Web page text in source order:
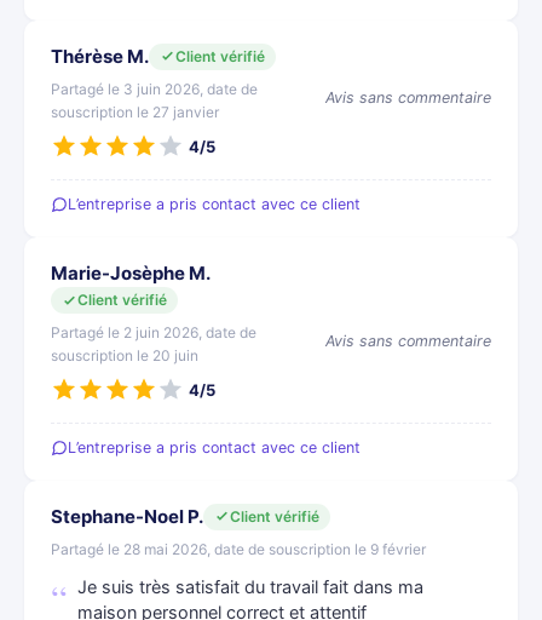
Thérèse M.
Client vérifié
Partagé le 3 juin 2026, date de
souscription le 27 janvier
Avis sans commentaire
4/5
L’entreprise a pris contact avec ce client
Marie-Josèphe M.
Client vérifié
Partagé le 2 juin 2026, date de
souscription le 20 juin
Avis sans commentaire
4/5
L’entreprise a pris contact avec ce client
Stephane-Noel P.
Client vérifié
Partagé le 28 mai 2026, date de souscription le 9 février
Je suis très satisfait du travail fait dans ma
maison personnel correct et attentif